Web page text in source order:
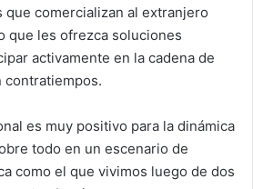
que comercializan al extranjero
que les ofrezca soluciones
activamente en la cadena de
contratiempos.
es muy positivo para la dinámica
todo en un escenario de
como el que vivimos luego de dos